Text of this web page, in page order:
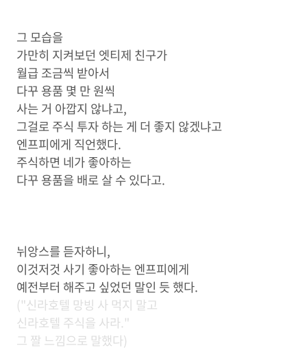
그 모습을
가만히 지켜보던 엣티제 친구가
월급 조금씩 받아서
다꾸 용품 몇 만 원씩
사는 거 아깝지 않냐고,
그걸로 주식 투자 하는 게 더 좋지 않겠냐고
엔프피에게 직언했다.
주식하면 네가 좋아하는
다꾸 용품을 배로 살 수 있다고.
뉘앙스를 듣자하니,
이것저것 사기 좋아하는 엔프피에게
예전부터 해주고 싶었던 말인 듯 했다.
("신라호텔 망빙 사 먹지 말고
신라호텔 주식을 사라."
그 짤 느낌으로 말했다)